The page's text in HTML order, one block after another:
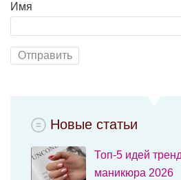
Имя
Новые статьи
Топ-5 идей
маникюра 2026